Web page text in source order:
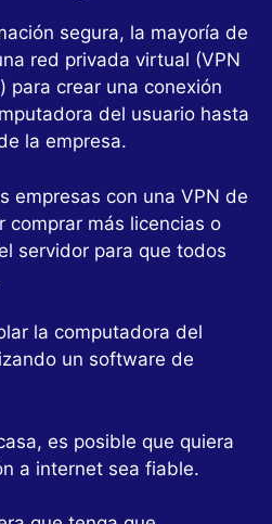
segura, la mayoría de
red privada virtual (VPN
para crear una conexión
del usuario hasta
la empresa.
empresas con una VPN de
comprar más licencias o
servidor para que todos
la computadora del
un software de
es posible que quiera
a internet sea fiable.